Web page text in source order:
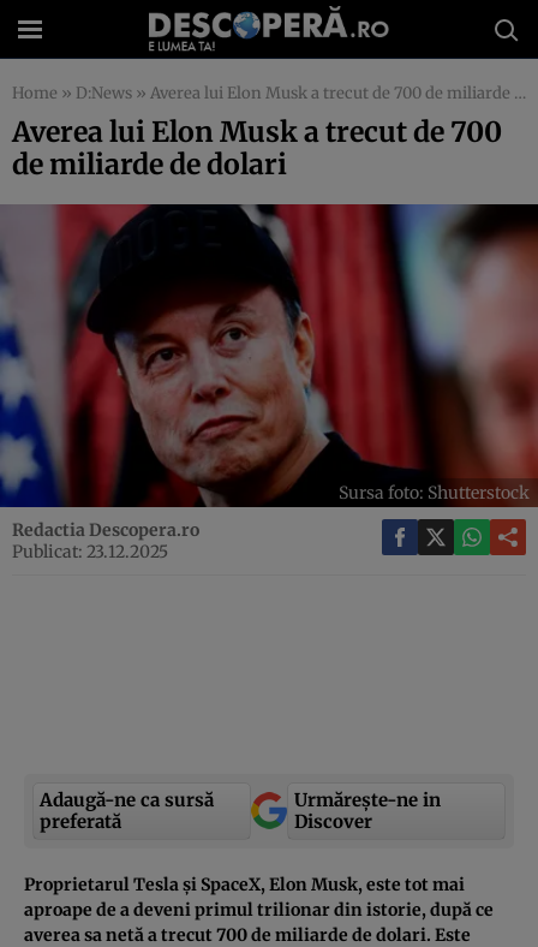
Home » D:News » Averea lui Elon Musk a trecut de 700 de miliarde de dolari
Averea lui Elon Musk a trecut de 700
de miliarde de dolari
Sursa foto: Shutterstock
Redactia Descopera.ro
Publicat: 23.12.2025
Adaugă-ne ca sursă
preferată
Urmărește-ne in
Discover
Proprietarul Tesla și SpaceX, Elon Musk, este tot mai
aproape de a deveni primul trilionar din istorie, după ce
averea sa netă a trecut 700 de miliarde de dolari. Este